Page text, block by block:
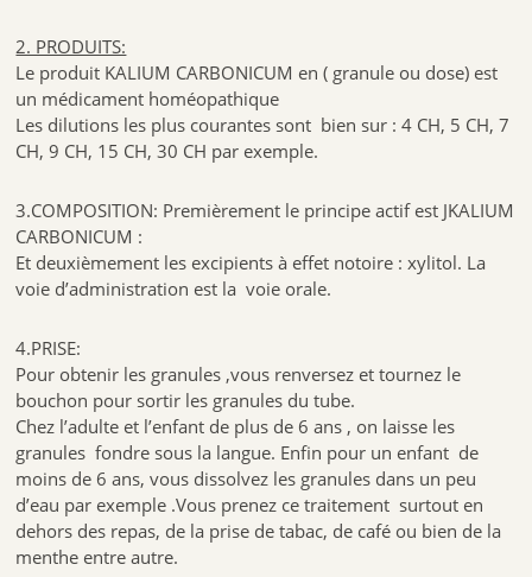
2. PRODUITS:
Le produit KALIUM CARBONICUM en ( granule ou dose) est
un médicament homéopathique
Les dilutions les plus courantes sont bien sur : 4 CH, 5 CH, 7
CH, 9 CH, 15 CH, 30 CH par exemple.
3.COMPOSITION: Premièrement le principe actif est JKALIUM
CARBONICUM :
Et deuxièmement les excipients à effet notoire : xylitol. La
voie d’administration est la voie orale.
4.PRISE:
Pour obtenir les granules ,vous renversez et tournez le
bouchon pour sortir les granules du tube.
Chez l’adulte et l’enfant de plus de 6 ans , on laisse les
granules fondre sous la langue. Enfin pour un enfant de
moins de 6 ans, vous dissolvez les granules dans un peu
d’eau par exemple .Vous prenez ce traitement surtout en
dehors des repas, de la prise de tabac, de café ou bien de la
menthe entre autre.